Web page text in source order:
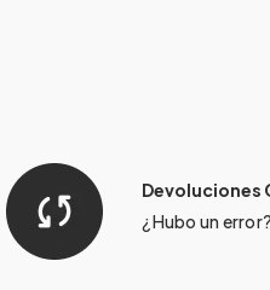
Devoluciones
¿Hubo un